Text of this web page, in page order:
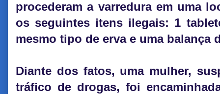
procederam a varredura em uma
os seguintes itens ilegais: 1
mesmo tipo de erva e uma balança
Diante dos fatos, uma mulher,
tráfico de drogas, foi